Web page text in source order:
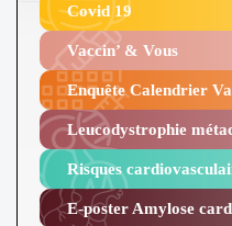
Covid 19
Vaccin’ & Vous
Enquête Calendrier
Leucodystrophie
Risques
E-poster Amylose